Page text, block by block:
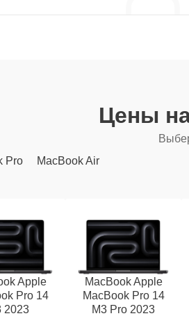
Цены
Pro
MacBook Air
Apple
Pro 14
2023
MacBook Apple
MacBook Pro 14
M3 Pro 2023